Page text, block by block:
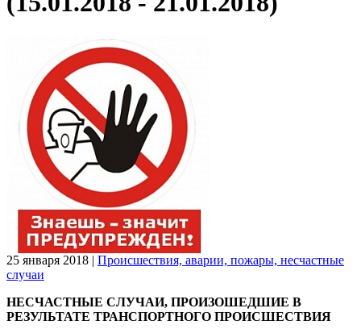
25 января 2018 | Происшествия, аварии, пожары, несчастные
случаи
НЕСЧАСТНЫЕ СЛУЧАИ, ПРОИЗОШЕДШИЕ В
РЕЗУЛЬТАТЕ ТРАНСПОРТНОГО ПРОИСШЕСТВИЯ